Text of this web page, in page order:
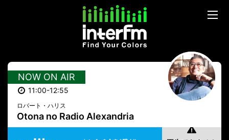
NOW ON AIR
11:00-12:55
ロバート・ハリス
Otona no Radio Alexandria